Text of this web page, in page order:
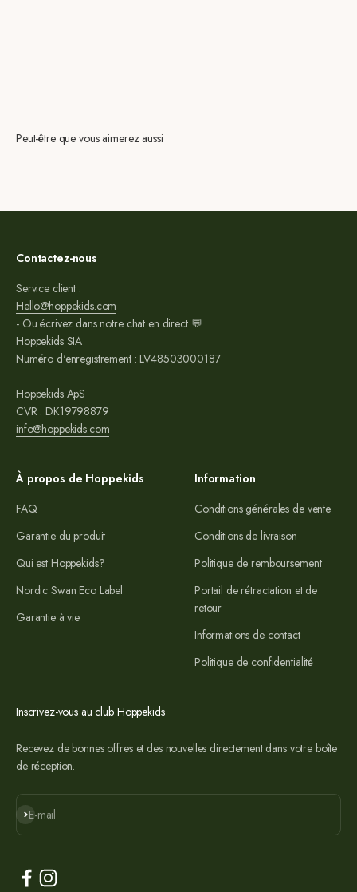
Peut-être que vous aimerez aussi
Contactez-nous
Service client :
Hello@hoppekids.com
- Ou écrivez dans notre chat en direct 💬
Hoppekids SIA
Numéro d'enregistrement : LV48503000187
Hoppekids ApS
CVR : DK19798879
info@hoppekids.com
À propos de Hoppekids
FAQ
Garantie du produit
Qui est Hoppekids?
Nordic Swan Eco Label
Garantie à vie
Information
Conditions générales de vente
Conditions de livraison
Politique de remboursement
Portail de rétractation et de
retour
Informations de contact
Politique de confidentialité
Inscrivez-vous au club Hoppekids
Recevez de bonnes offres et des nouvelles directement dans votre boîte
de réception.
E-mail
S'abonner